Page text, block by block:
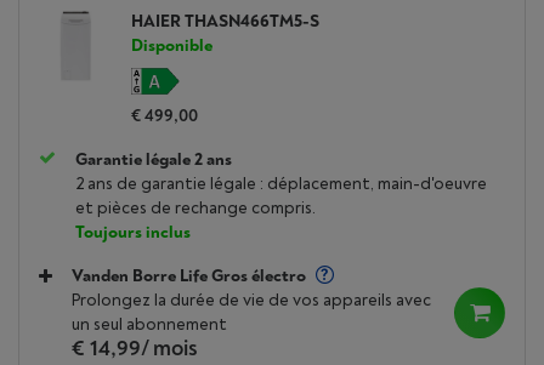
HAIER THASN466TM5-S
Disponible
€ 499,00
Garantie légale 2 ans
2 ans de garantie légale : déplacement, main-d'oeuvre
et pièces de rechange compris.
Toujours inclus
Vanden Borre Life Gros électro
Prolongez la durée de vie de vos appareils avec
un seul abonnement
€ 14,99/ mois